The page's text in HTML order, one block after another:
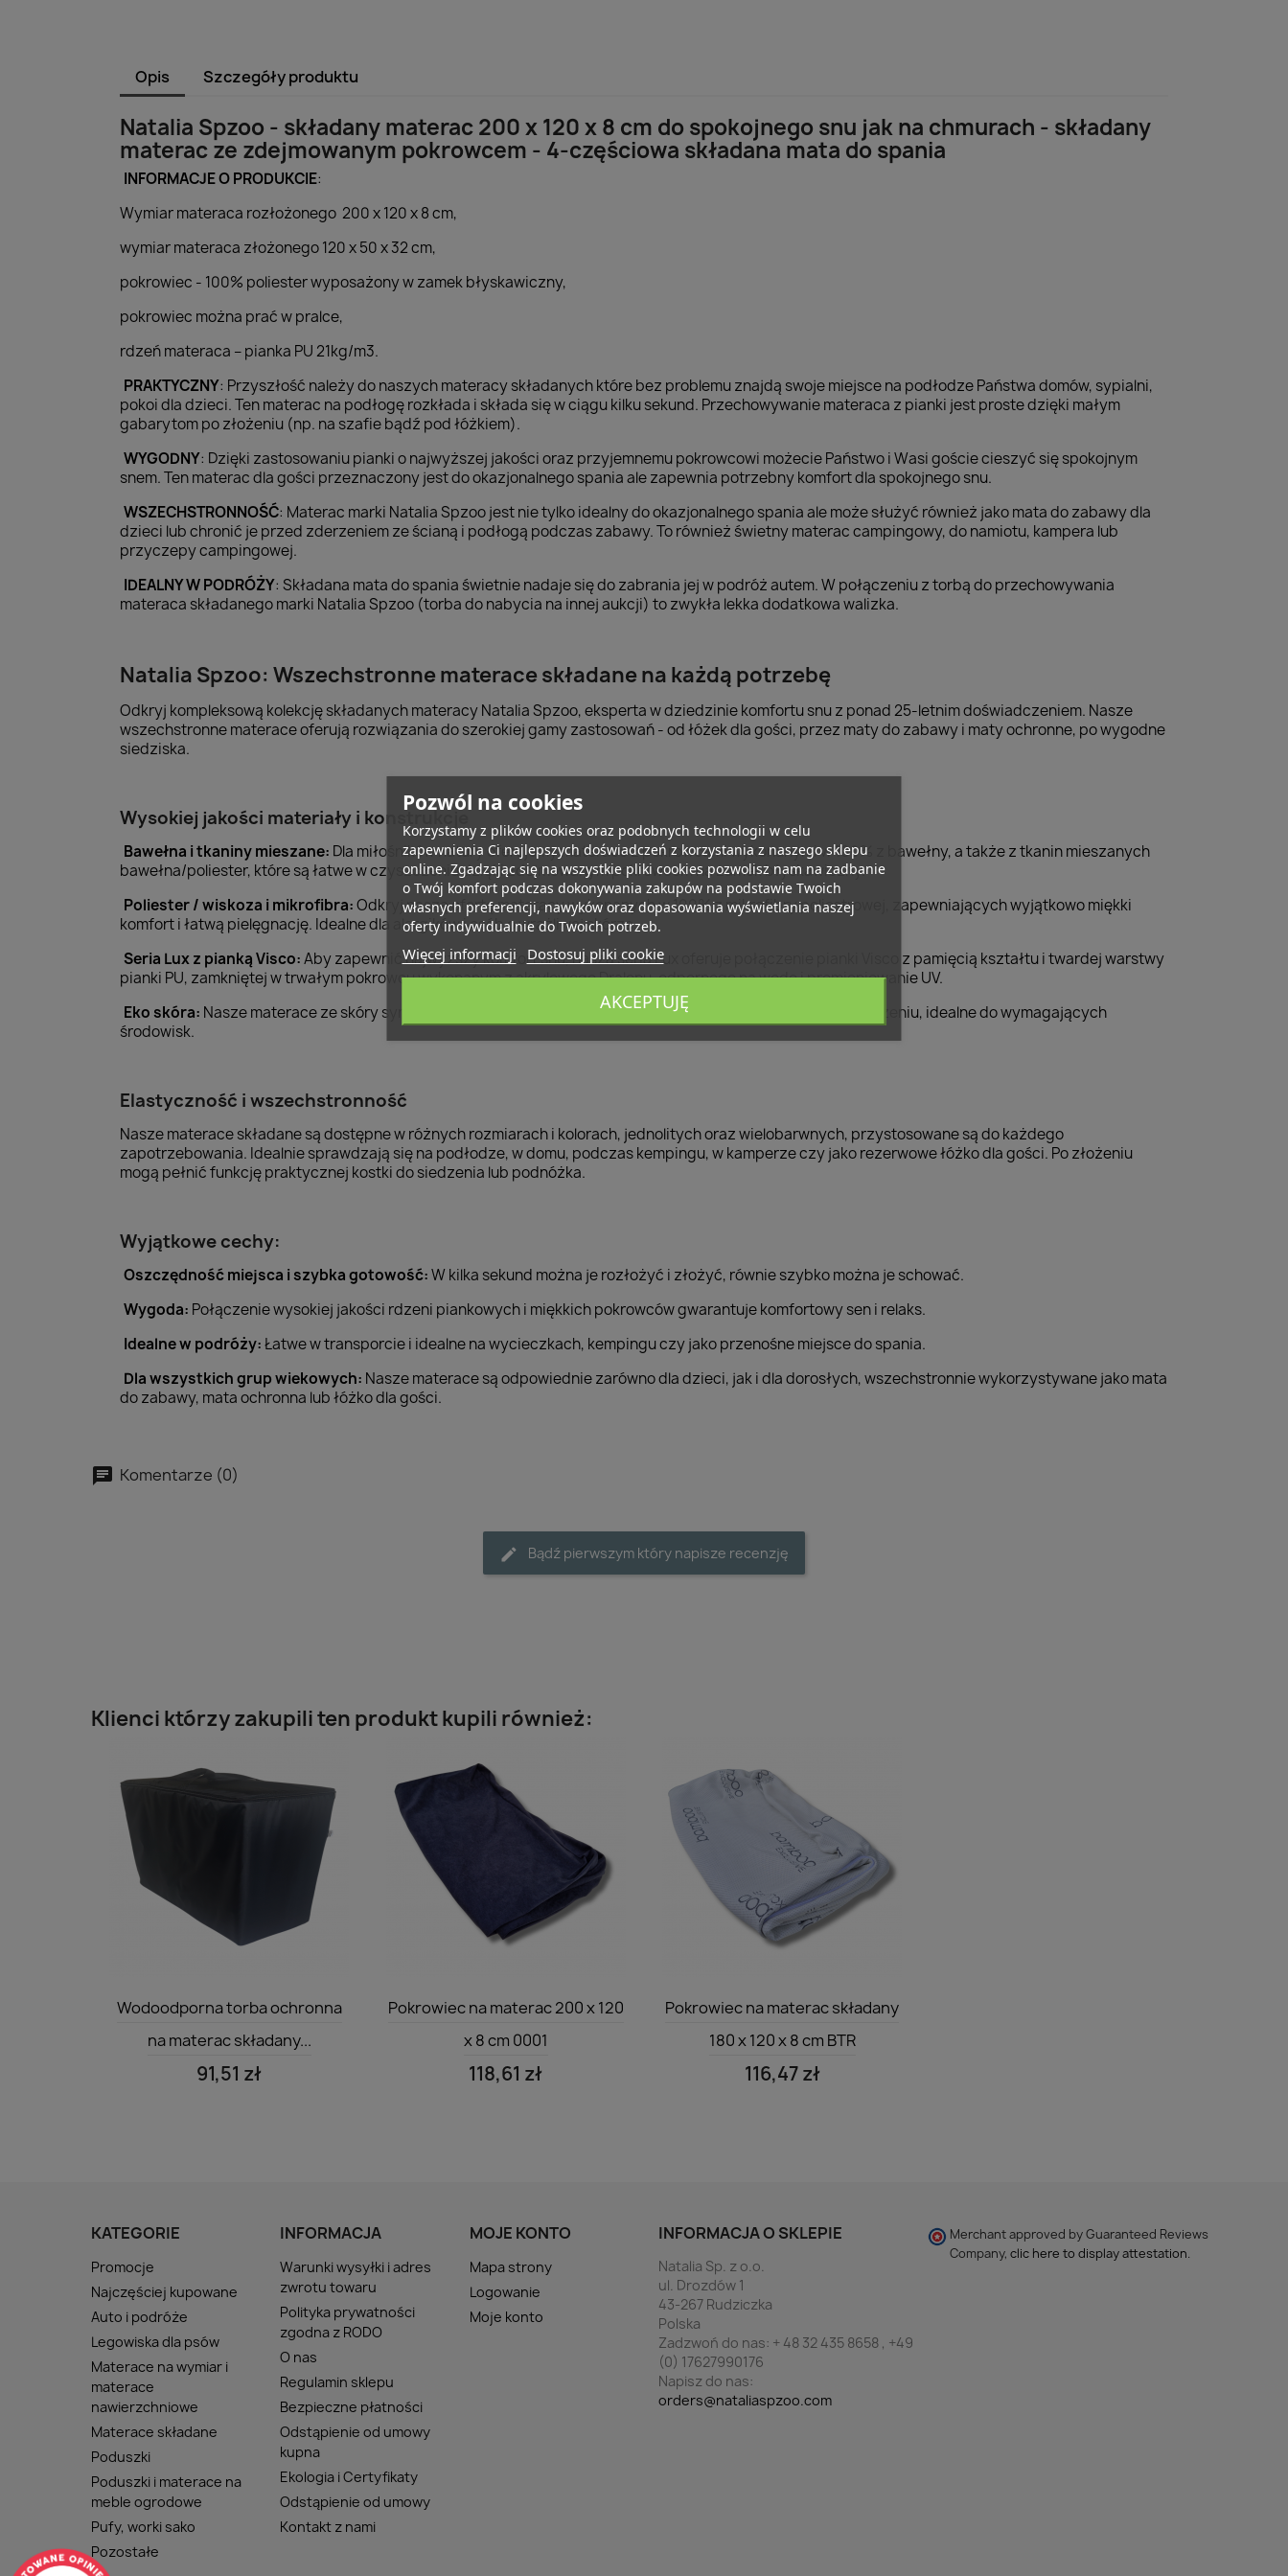
Opis Szczegóły produktu
Natalia Spzoo - składany materac 200 x 120 x 8 cm do spokojnego snu jak na chmurach - składany
materac ze zdejmowanym pokrowcem - 4-częściowa składana mata do spania
INFORMACJE O PRODUKCIE:
Wymiar materaca rozłożonego 200 x 120 x 8 cm,
wymiar materaca złożonego 120 x 50 x 32 cm,
pokrowiec - 100% poliester wyposażony w zamek błyskawiczny,
pokrowiec można prać w pralce,
rdzeń materaca – pianka PU 21kg/m3.
PRAKTYCZNY: Przyszłość należy do naszych materacy składanych które bez problemu znajdą swoje miejsce na podłodze Państwa domów, sypialni,
pokoi dla dzieci. Ten materac na podłogę rozkłada i składa się w ciągu kilku sekund. Przechowywanie materaca z pianki jest proste dzięki małym
gabarytom po złożeniu (np. na szafie bądź pod łóżkiem).
WYGODNY: Dzięki zastosowaniu pianki o najwyższej jakości oraz przyjemnemu pokrowcowi możecie Państwo i Wasi goście cieszyć się spokojnym
snem. Ten materac dla gości przeznaczony jest do okazjonalnego spania ale zapewnia potrzebny komfort dla spokojnego snu.
WSZECHSTRONNOŚĆ: Materac marki Natalia Spzoo jest nie tylko idealny do okazjonalnego spania ale może służyć również jako mata do zabawy dla
dzieci lub chronić je przed zderzeniem ze ścianą i podłogą podczas zabawy. To również świetny materac campingowy, do namiotu, kampera lub
przyczepy campingowej.
IDEALNY W PODRÓŻY: Składana mata do spania świetnie nadaje się do zabrania jej w podróż autem. W połączeniu z torbą do przechowywania
materaca składanego marki Natalia Spzoo (torba do nabycia na innej aukcji) to zwykła lekka dodatkowa walizka.
Natalia Spzoo: Wszechstronne materace składane na każdą potrzebę
Odkryj kompleksową kolekcję składanych materacy Natalia Spzoo, eksperta w dziedzinie komfortu snu z ponad 25-letnim doświadczeniem. Nasze
wszechstronne materace oferują rozwiązania do szerokiej gamy zastosowań - od łóżek dla gości, przez maty do zabawy i maty ochronne, po wygodne
siedziska.
Wysokiej jakości materiały i konstrukcje
Bawełna i tkaniny mieszane: Dla miłośników natury oferujemy materace z pokrowcami wykonanymi w 100% z bawełny, a także z tkanin mieszanych
bawełna/poliester, które są łatwe w czyszczeniu dzięki zdejmowanym pokrowcom na zamek błyskawiczny.
Poliester / wiskoza i mikrofibra:Odkryj naszą ofertę materacy wykonanych w 100% z mikrofibry poliestrowej, zapewniających wyjątkowo miękki
komfort i łatwą pielęgnację. Idealne dla alergików i osób o wrażliwej skórze.
Seria Lux z pianką Visco:Aby zapewnić najwyższy komfort snu, nasza seria Lux oferuje połączenie pianki Visco z pamięcią kształtu i twardej warstwy
pianki PU, zamkniętej w trwałym pokrowcu wykonanym z akrylowego Dralonu, odpornego na wodę i promieniowanie UV.
Eko skóra: Nasze materace ze skóry syntetycznej są wyjątkowo wytrzymałe, wodoodporne i łatwe w czyszczeniu, idealne do wymagających
środowisk.
Elastyczność i wszechstronność
Nasze materace składane są dostępne w różnych rozmiarach i kolorach, jednolitych oraz wielobarwnych, przystosowane są do każdego
zapotrzebowania. Idealnie sprawdzają się na podłodze, w domu, podczas kempingu, w kamperze czy jako rezerwowe łóżko dla gości. Po złożeniu
mogą pełnić funkcję praktycznej kostki do siedzenia lub podnóżka.
Wyjątkowe cechy:
Oszczędność miejsca i szybka gotowość:W kilka sekund można je rozłożyć i złożyć, równie szybko można je schować.
Wygoda: Połączenie wysokiej jakości rdzeni piankowych i miękkich pokrowców gwarantuje komfortowy sen i relaks.
Idealne w podróży:Łatwe w transporcie i idealne na wycieczkach, kempingu czy jako przenośne miejsce do spania.
Dla wszystkich grup wiekowych: Nasze materace są odpowiednie zarówno dla dzieci, jak i dla dorosłych, wszechstronnie wykorzystywane jako mata
do zabawy, mata ochronna lub łóżko dla gości.
Komentarze (0)
Bądź pierwszym który napisze recenzję
Klienci którzy zakupili ten produkt kupili również:
 Szybki podgląd
Wodoodporna torba ochronna
na materac składany...
91,51 zł
 Szybki podgląd
Pokrowiec na materac 200 x 120
x 8 cm 0001
118,61 zł
 Szybki podgląd
Pokrowiec na materac składany
180 x 120 x 8 cm BTR
116,47 zł
KATEGORIE
Promocje
Najczęściej kupowane
Auto i podróże
Legowiska dla psów
Materace na wymiar i
materace
nawierzchniowe
Materace składane
Poduszki
Poduszki i materace na
meble ogrodowe
Pufy, worki sako
Pozostałe
INFORMACJA
Warunki wysyłki i adres
zwrotu towaru
Polityka prywatności
zgodna z RODO
O nas
Regulamin sklepu
Bezpieczne płatności
Odstąpienie od umowy
kupna
Ekologia i Certyfikaty
Odstąpienie od umowy
Kontakt z nami
MOJE KONTO
Mapa strony
Logowanie
Moje konto
INFORMACJA O SKLEPIE
Natalia Sp. z o.o.
ul. Drozdów 1
43-267 Rudziczka
Polska
Zadzwoń do nas: + 48 32 435 8658 , +49
(0) 17627990176
Napisz do nas:
orders@nataliaspzoo.com
Merchant approved by Guaranteed Reviews
Company, clic here to display attestation.
Pozwól na cookies
Korzystamy z plików cookies oraz podobnych technologii w celu
zapewnienia Ci najlepszych doświadczeń z korzystania z naszego sklepu
online. Zgadzając się na wszystkie pliki cookies pozwolisz nam na zadbanie
o Twój komfort podczas dokonywania zakupów na podstawie Twoich
własnych preferencji, nawyków oraz dopasowania wyświetlania naszej
oferty indywidualnie do Twoich potrzeb.
Więcej informacji Dostosuj pliki cookie
AKCEPTUJĘ